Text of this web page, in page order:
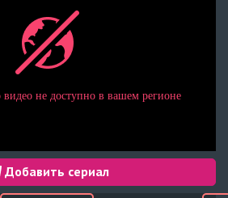
Добавить сериал